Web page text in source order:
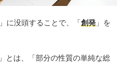
に没頭することで、「創発 」を
とは、「部分の性質の単純な総